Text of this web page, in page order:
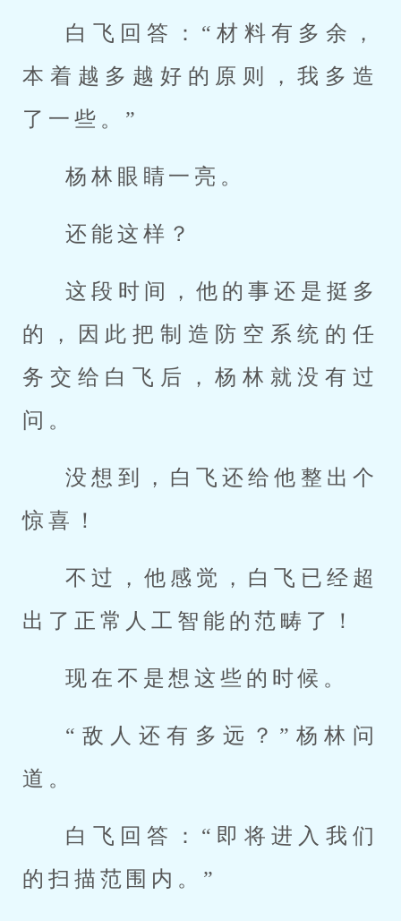
白飞回答：“材料有多余，
本着越多越好的原则，我多造
了一些。”
杨林眼睛一亮。
还能这样？
这段时间，他的事还是挺多
的，因此把制造防空系统的任
务交给白飞后，杨林就没有过
问。
没想到，白飞还给他整出个
惊喜！
不过，他感觉，白飞已经超
出了正常人工智能的范畴了！
现在不是想这些的时候。
“敌人还有多远？”杨林问
道。
白飞回答：“即将进入我们
的扫描范围内。”